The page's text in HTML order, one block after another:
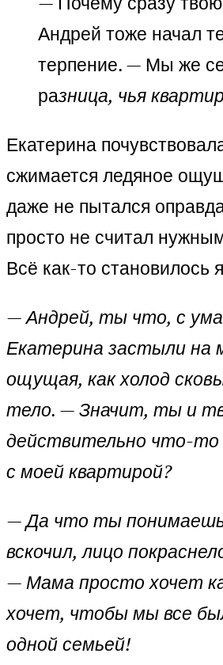
Андрей тоже начал
терпение. — Мы же
разница, чья
Екатерина
сжимается ледяное
даже не пытался
просто не считал
Всё как-то становилось
— Андрей, ты что, с
Екатерина застыли на
ощущая, как холод
тело. — Значит, ты и
действительно что-то
с моей квартирой?
— Да что ты
вскочил, лицо
— Мама просто хочет
хочет, чтобы мы все
одной семьей!